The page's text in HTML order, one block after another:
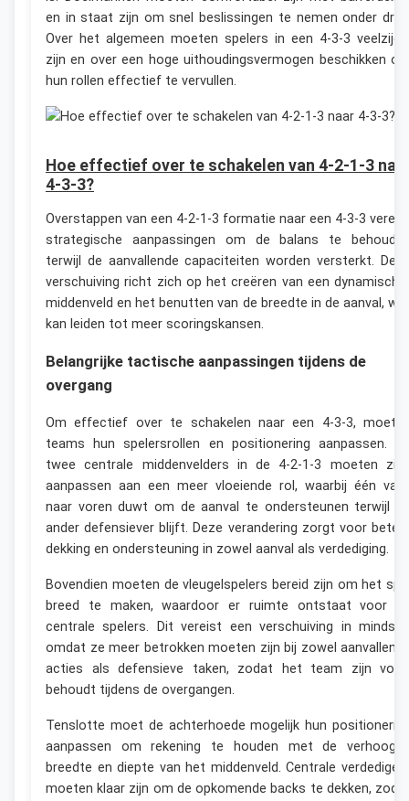
en in staat zijn om snel beslissingen te nemen onder
Over het algemeen moeten spelers in een 4-3-3
zijn en over een hoge uithoudingsvermogen beschikken
hun rollen effectief te vervullen.
Hoe effectief over te schakelen van 4-2-1-3
4-3-3?
Overstappen van een 4-2-1-3 formatie naar een 4-3-3
strategische aanpassingen om de balans te
terwijl de aanvallende capaciteiten worden versterkt.
verschuiving richt zich op het creëren van een
middenveld en het benutten van de breedte in de aanval,
kan leiden tot meer scoringskansen.
Belangrijke tactische aanpassingen tijdens de
overgang
Om effectief over te schakelen naar een 4-3-3,
teams hun spelersrollen en positionering aanpassen.
twee centrale middenvelders in de 4-2-1-3 moeten
aanpassen aan een meer vloeiende rol, waarbij één
naar voren duwt om de aanval te ondersteunen terwijl
ander defensiever blijft. Deze verandering zorgt voor
dekking en ondersteuning in zowel aanval als verdediging.
Bovendien moeten de vleugelspelers bereid zijn om het
breed te maken, waardoor er ruimte ontstaat voor
centrale spelers. Dit vereist een verschuiving in
omdat ze meer betrokken moeten zijn bij zowel
acties als defensieve taken, zodat het team zijn
behoudt tijdens de overgangen.
Tenslotte moet de achterhoede mogelijk hun
aanpassen om rekening te houden met de
breedte en diepte van het middenveld. Centrale
moeten klaar zijn om de opkomende backs te dekken,